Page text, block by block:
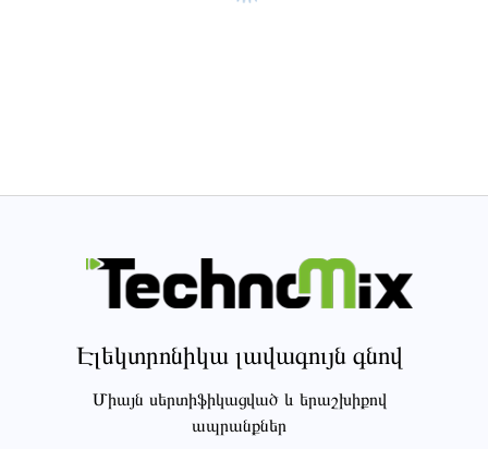
Էլեկտրոնիկա լավագույն գնով
Միայն սերտիֆիկացված և երաշխիքով
ապրանքներ